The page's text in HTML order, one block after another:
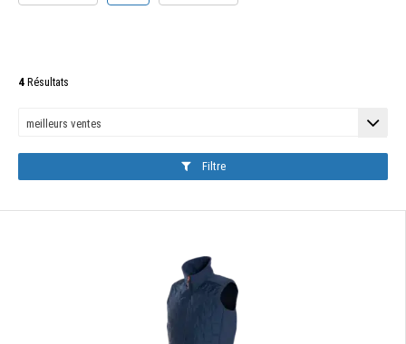
4 Résultats
Filtre